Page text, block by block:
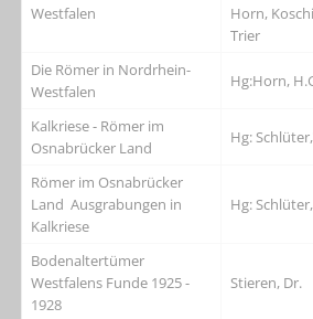
Westfalen
Horn,
Trier
Die Römer in Nordrhein-
Westfalen
Hg:Horn,
Kalkriese - Römer im
Osnabrücker Land
Hg:
Römer im Osnabrücker
Land Ausgrabungen in
Kalkriese
Hg:
Bodenaltertümer
Westfalens Funde 1925 -
1928
Stieren, Dr.